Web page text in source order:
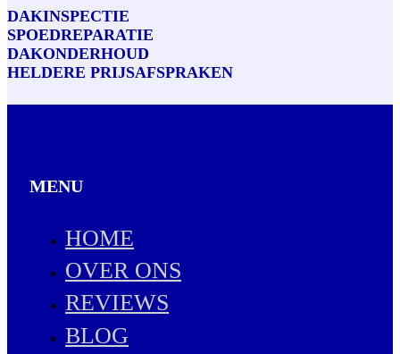
DAKINSPECTIE
SPOEDREPARATIE
DAKONDERHOUD
HELDERE PRIJSAFSPRAKEN
MENU
HOME
OVER ONS
REVIEWS
BLOG